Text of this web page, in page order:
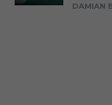
DAMIAN